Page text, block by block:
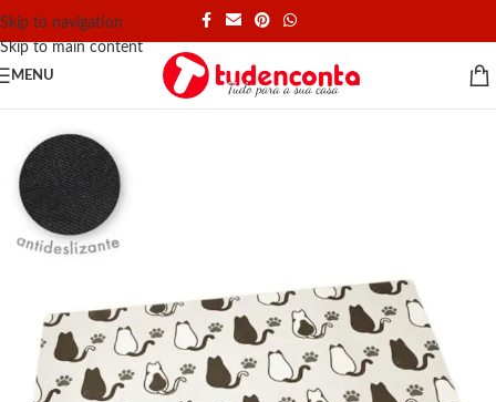
Skip to navigation
Skip to main content
MENU